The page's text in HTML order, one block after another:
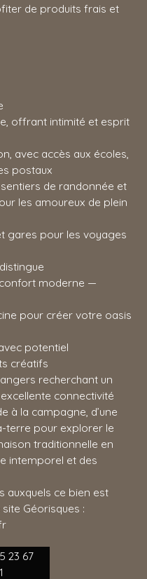
de produits frais et
offrant intimité et esprit
avec accès aux écoles,
postaux
de randonnée et
les amoureux de plein
gares pour les voyages
moderne —
pour créer votre oasis
potentiel
créatifs
recherchant un
connectivité
à la campagne, d’une
terre pour explorer le
traditionnelle en
intemporel et des
auxquels ce bien est
Géorisques :
23 67